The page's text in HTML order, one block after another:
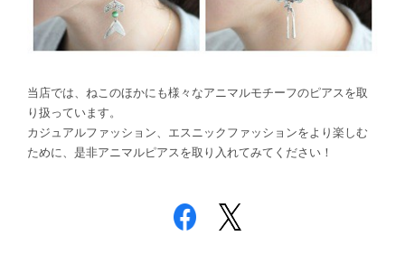
当店では、ねこのほかにも様々なアニマルモチーフのピアスを取
り扱っています。
カジュアルファッション、エスニックファッションをより楽しむ
ために、是非アニマルピアスを取り入れてみてください！